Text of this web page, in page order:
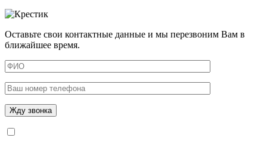
Оставьте свои контактные данные и мы перезвоним Вам в
ближайшее время.